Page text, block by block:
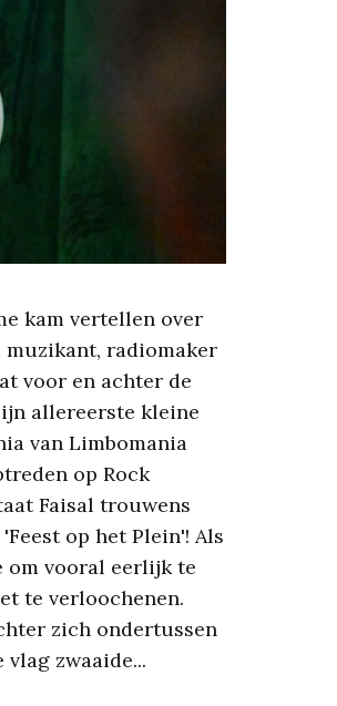
kam vertellen over
radiomaker
voor en achter de
allereerste kleine
van Limbomania
op Rock
Faisal trouwens
op het Plein'! Als
om vooral eerlijk te
te verloochenen.
zich ondertussen
zwaaide...